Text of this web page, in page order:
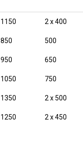
1150 2 x 400
850 500
950 650
1050 750
1350 2 x 500
1250 2 x 450